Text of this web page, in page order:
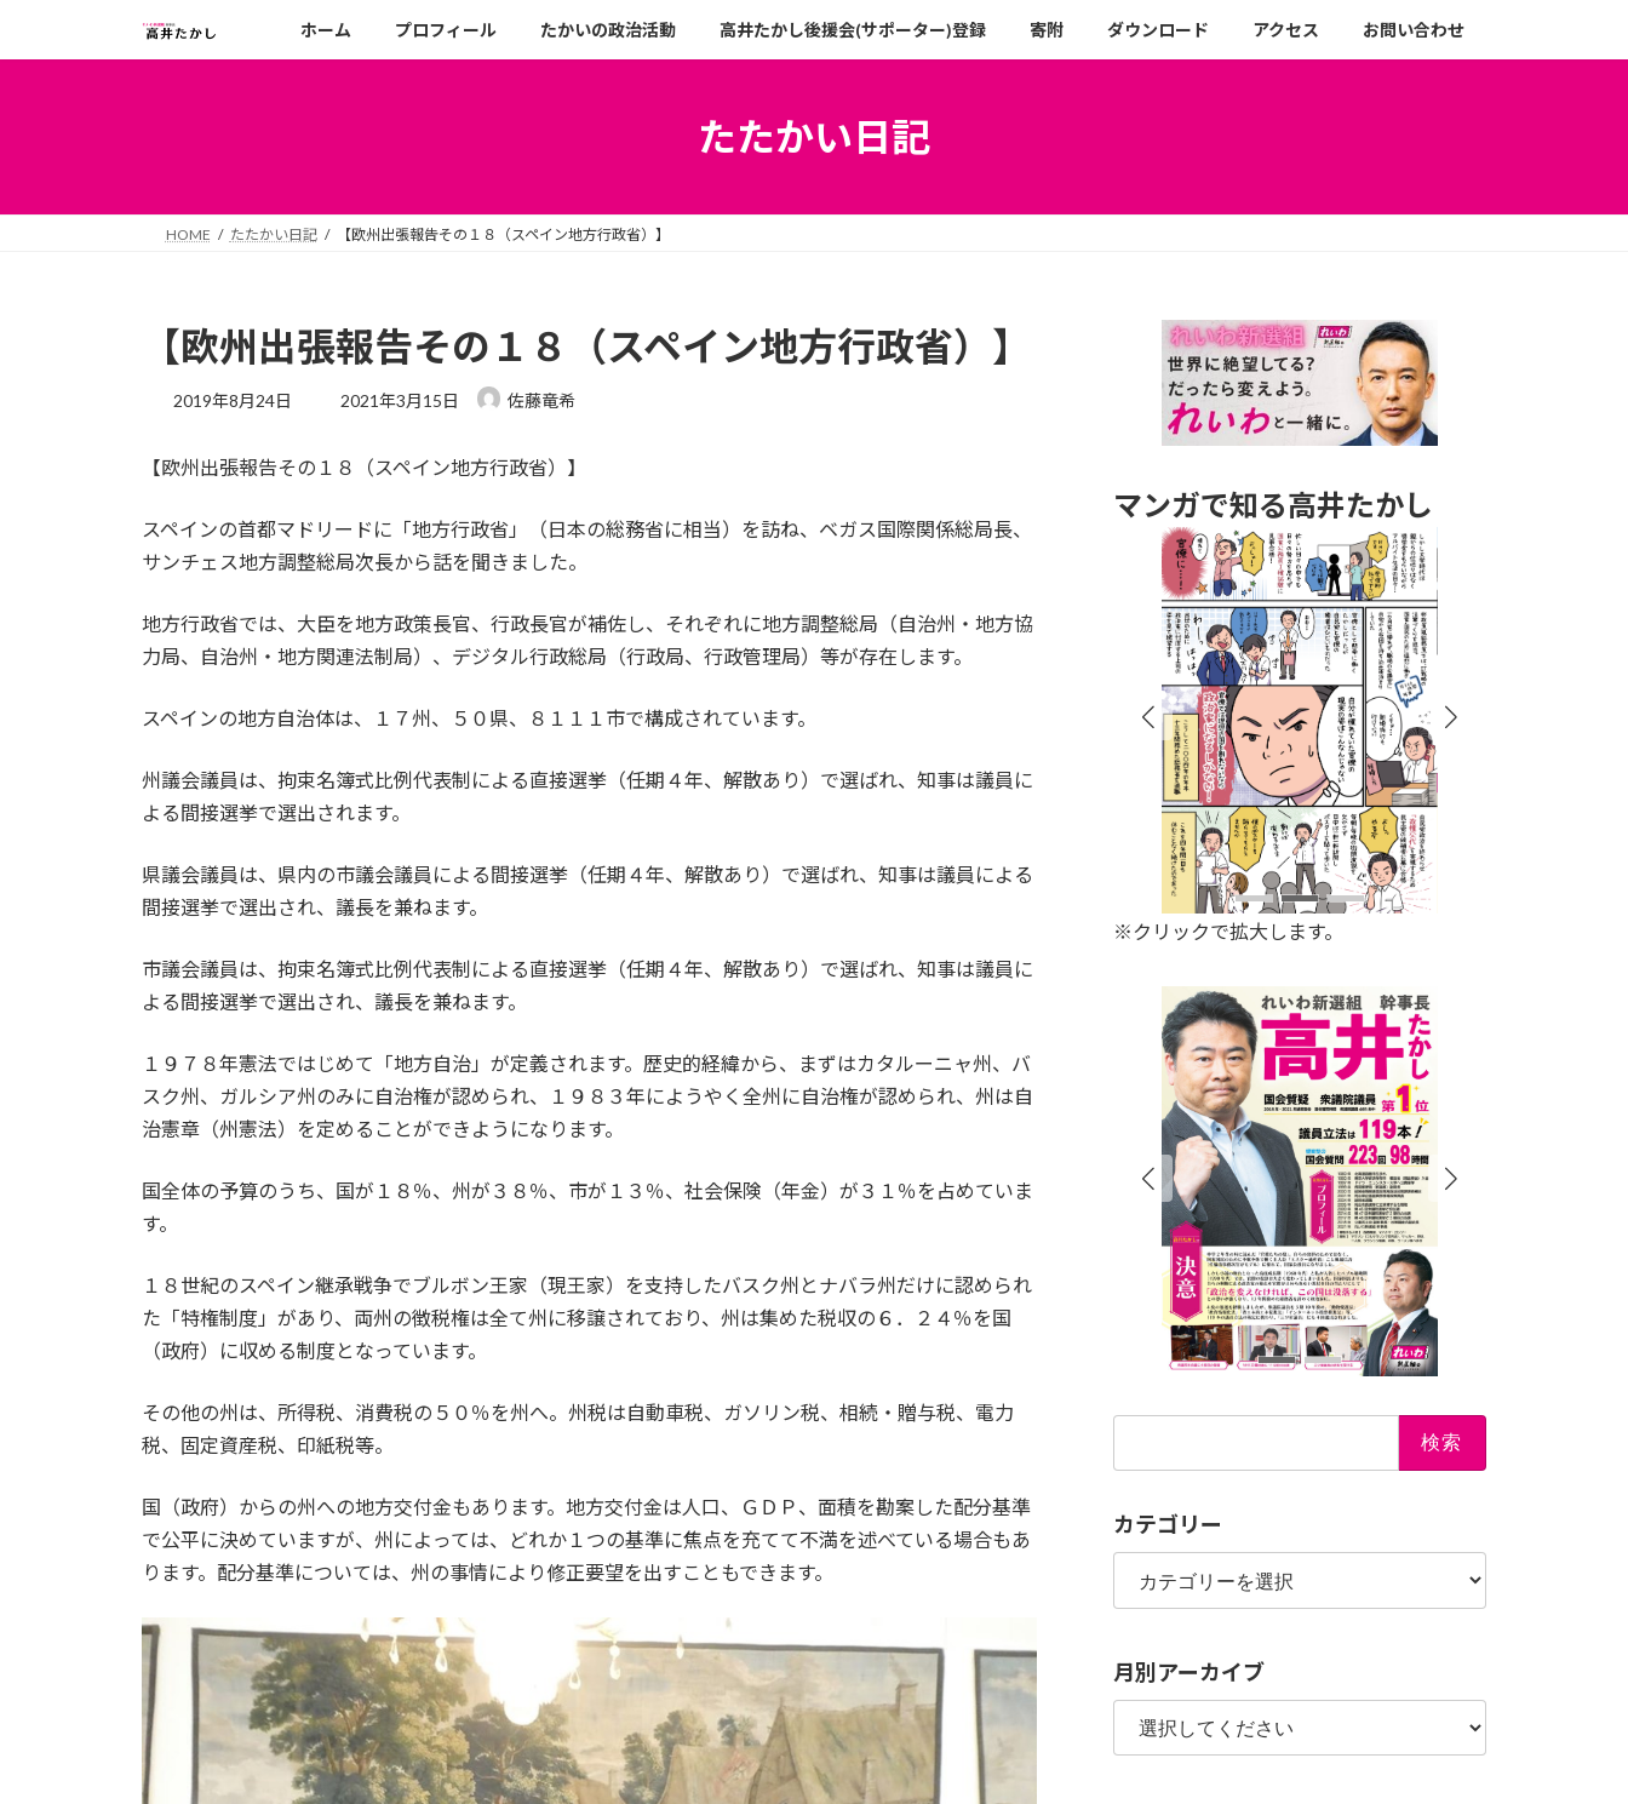
キ
に
ホーム プロフィール たかいの政治活動 高井たかし後援会(サポーター)登録 寄附 ダウンロード アクセス お問い合わせ
たたかい日記
HOME たたかい日記 【欧州出張報告その１８（スペイン地方行政省）】
【欧州出張報告その１８（スペイン地方行政省）】
2019年8月24日
最
新
:
2021年3月15日 佐藤竜希
【欧州出張報告その１８（スペイン地方行政省）】
スペインの首都マドリードに「地方行政省」（日本の総務省に相当）を訪ね、ベガス国際関係総局長、
サンチェス地方調整総局次長から話を聞きました。
地方行政省では、大臣を地方政策長官、行政長官が補佐し、それぞれに地方調整総局（自治州・地方協
力局、自治州・地方関連法制局）、デジタル行政総局（行政局、行政管理局）等が存在します。
スペインの地方自治体は、１７州、５０県、８１１１市で構成されています。
州議会議員は、拘束名簿式比例代表制による直接選挙（任期４年、解散あり）で選ばれ、知事は議員に
よる間接選挙で選出されます。
県議会議員は、県内の市議会議員による間接選挙（任期４年、解散あり）で選ばれ、知事は議員による
間接選挙で選出され、議長を兼ねます。
市議会議員は、拘束名簿式比例代表制による直接選挙（任期４年、解散あり）で選ばれ、知事は議員に
よる間接選挙で選出され、議長を兼ねます。
１９７８年憲法ではじめて「地方自治」が定義されます。歴史的経緯から、まずはカタルーニャ州、バ
スク州、ガルシア州のみに自治権が認められ、１９８３年にようやく全州に自治権が認められ、州は自
治憲章（州憲法）を定めることができようになります。
国全体の予算のうち、国が１８％、州が３８％、市が１３％、社会保険（年金）が３１％を占めていま
す。
１８世紀のスペイン継承戦争でブルボン王家（現王家）を支持したバスク州とナバラ州だけに認められ
た「特権制度」があり、両州の徴税権は全て州に移譲されており、州は集めた税収の６．２４％を国
（政府）に収める制度となっています。
その他の州は、所得税、消費税の５０％を州へ。州税は自動車税、ガソリン税、相続・贈与税、電力
税、固定資産税、印紙税等。
国（政府）からの州への地方交付金もあります。地方交付金は人口、ＧＤＰ、面積を勘案した配分基準
で公平に決めていますが、州によっては、どれか１つの基準に焦点を充てて不満を述べている場合もあ
ります。配分基準については、州の事情により修正要望を出すこともできます。
マンガで知る高井たかし
※クリックで拡大します。
カテゴリー
カ
ゴ
ー
月別アーカイブ